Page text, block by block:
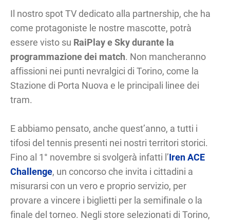
Il nostro spot TV dedicato alla partnership, che ha
come protagoniste le nostre mascotte, potrà
essere visto su RaiPlay e Sky durante la
programmazione dei match. Non mancheranno
affissioni nei punti nevralgici di Torino, come la
Stazione di Porta Nuova e le principali linee dei
tram.
E abbiamo pensato, anche quest’anno, a tutti i
tifosi del tennis presenti nei nostri territori storici.
Fino al 1° novembre si svolgerà infatti l’Iren ACE
Challenge, un concorso che invita i cittadini a
misurarsi con un vero e proprio servizio, per
provare a vincere i biglietti per la semifinale o la
finale del torneo. Negli store selezionati di Torino,